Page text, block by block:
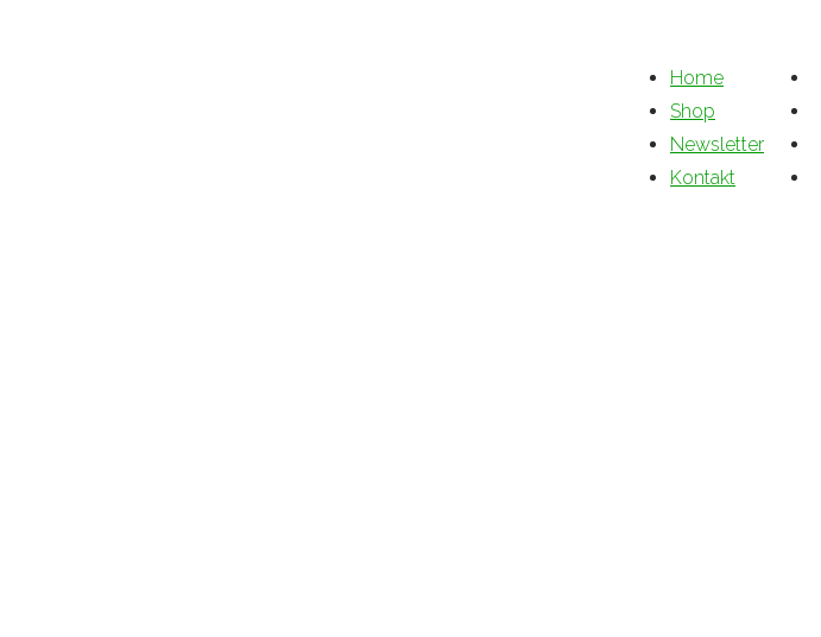
Home
Shop
Newsletter
Kontakt